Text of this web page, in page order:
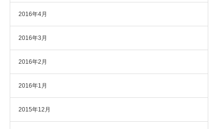
2016年4月
2016年3月
2016年2月
2016年1月
2015年12月